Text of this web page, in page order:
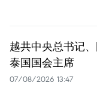
越共中央总书记
泰国国会主席
07/08/2026 13:47